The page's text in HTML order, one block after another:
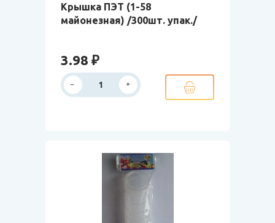
Крышка ПЭТ (1-58
майонезная) /300шт. упак./
3.98 ₽